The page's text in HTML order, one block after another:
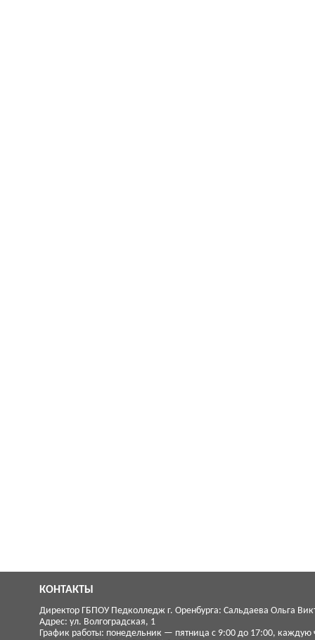
КОНТАКТЫ
Директор ГБПОУ Педколледж г. Оренбурга: Сальдаева Ольга
Адрес: ул. Волгоградская, 1
График работы: понедельник — пятница с 9:00 до 17:00, каждую